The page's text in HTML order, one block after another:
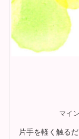
マイ
片手を軽く触る